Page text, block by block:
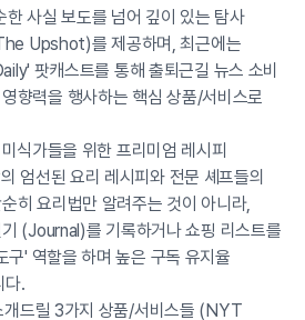
사실 보도를 넘어 깊이 있는 탐사
Upshot)를 제공하며, 최근에는
팟캐스트를 통해 출퇴근길 뉴스 소비
향력을 행사하는 핵심 상품/서비스로
식가들을 위한 프리미엄 레시피
엄선된 요리 레시피와 전문 셰프들의
히 요리법만 알려주는 것이 아니라,
(Journal)를 기록하거나 쇼핑 리스트를
구' 역할을 하며 높은 구독 유지율
다.
드릴 3가지 상품/서비스들 (NYT